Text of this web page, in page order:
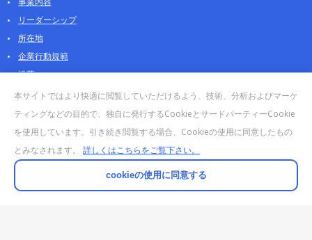
リーダーシップ
所在地
企業行動規範
沿革
採用情報
パートナー
お問合せ・販売
法人お問合せについて
AOSストア
本サイトではより快適に閲覧していただけるよう、技術、分析およびマーケ
ティングなどの目的で、独自に発行するCookieとサードパーティーCookie
を使用しています。引き続き閲覧する場合、Cookieの使用に同意したもの
とみなされます。 詳しくはこちらをご覧下さい。
cookieの使用に同意する